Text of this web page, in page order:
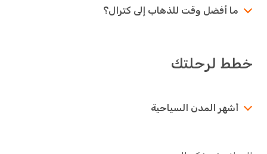
ما أفضل وقت للذهاب إلى كترال؟
خطط لرحلتك
أشهر المدن السياحية